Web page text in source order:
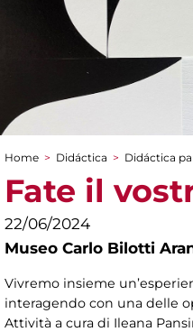
You are here
Home > Didáctica > Didáctica
Fate il
22/06/2024
Museo Carlo Bilotti
Vivremo insieme
interagendo con una delle
Attività a cura di Ileana